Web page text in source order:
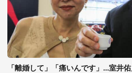
「離婚して」「痛いんです」...室井